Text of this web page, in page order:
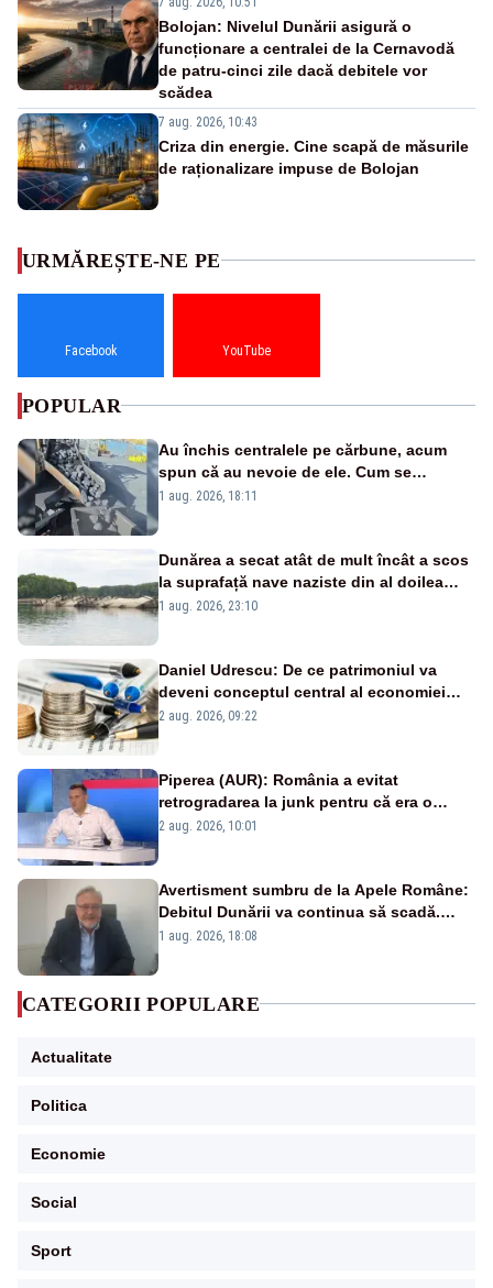
Bolojan: Nivelul Dunării asigură o
funcționare a centralei de la Cernavodă
de patru-cinci zile dacă debitele vor
scădea
7 aug. 2026, 10:43
Criza din energie. Cine scapă de măsurile
de raționalizare impuse de Bolojan
URMĂREȘTE-NE PE
Facebook YouTube
POPULAR
Au închis centralele pe cărbune, acum
spun că au nevoie de ele. Cum se
pasează vina în plină criză energetică
1 aug. 2026, 18:11
Dunărea a secat atât de mult încât a scos
la suprafață nave naziste din al doilea
război mondial
1 aug. 2026, 23:10
Daniel Udrescu: De ce patrimoniul va
deveni conceptul central al economiei
viitoare?
2 aug. 2026, 09:22
Piperea (AUR): România a evitat
retrogradarea la junk pentru că era o
catastrofă pentru bănci și fondurile de
2 aug. 2026, 10:01
Avertisment sumbru de la Apele Române:
Debitul Dunării va continua să scadă.
Cernavodă s-ar putea închide în 4 zile
1 aug. 2026, 18:08
CATEGORII POPULARE
Actualitate
Politica
Economie
Social
Sport